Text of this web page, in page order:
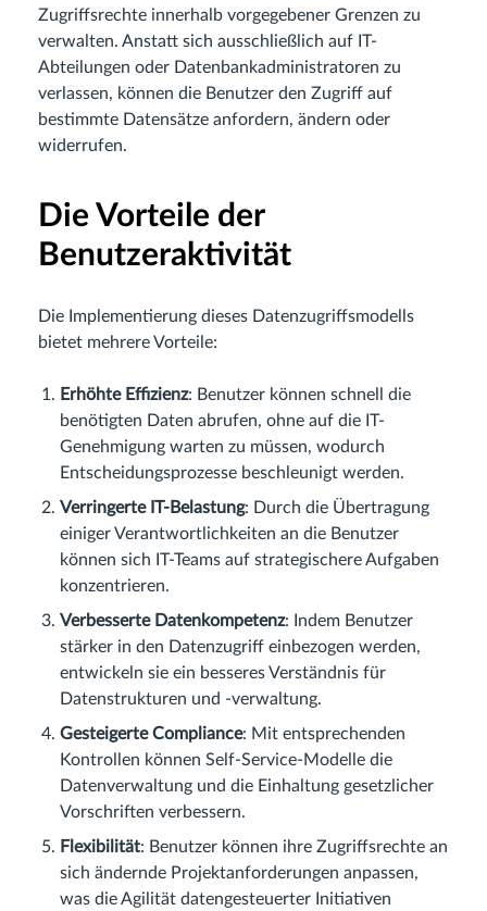
Zugriffsrechte innerhalb vorgegebener Grenzen zu
verwalten. Anstatt sich ausschließlich auf IT-
Abteilungen oder Datenbankadministratoren zu
verlassen, können die Benutzer den Zugriff auf
bestimmte Datensätze anfordern, ändern oder
widerrufen.
Die Vorteile der
Benutzeraktivität
Die Implementierung dieses Datenzugriffsmodells
bietet mehrere Vorteile:
Erhöhte Effizienz: Benutzer können schnell die
benötigten Daten abrufen, ohne auf die IT-
Genehmigung warten zu müssen, wodurch
Entscheidungsprozesse beschleunigt werden.
Verringerte IT-Belastung: Durch die Übertragung
einiger Verantwortlichkeiten an die Benutzer
können sich IT-Teams auf strategischere Aufgaben
konzentrieren.
Verbesserte Datenkompetenz: Indem Benutzer
stärker in den Datenzugriff einbezogen werden,
entwickeln sie ein besseres Verständnis für
Datenstrukturen und -verwaltung.
Gesteigerte Compliance: Mit entsprechenden
Kontrollen können Self-Service-Modelle die
Datenverwaltung und die Einhaltung gesetzlicher
Vorschriften verbessern.
Flexibilität: Benutzer können ihre Zugriffsrechte an
sich ändernde Projektanforderungen anpassen,
was die Agilität datengesteuerter Initiativen